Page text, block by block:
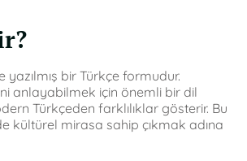
bir Türkçe formudur.
anlayabilmek için önemli bir dil
Türkçeden farklılıklar gösterir. Bu
kültürel mirasa sahip çıkmak adına